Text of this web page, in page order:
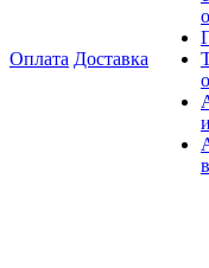
Оплата Доставка